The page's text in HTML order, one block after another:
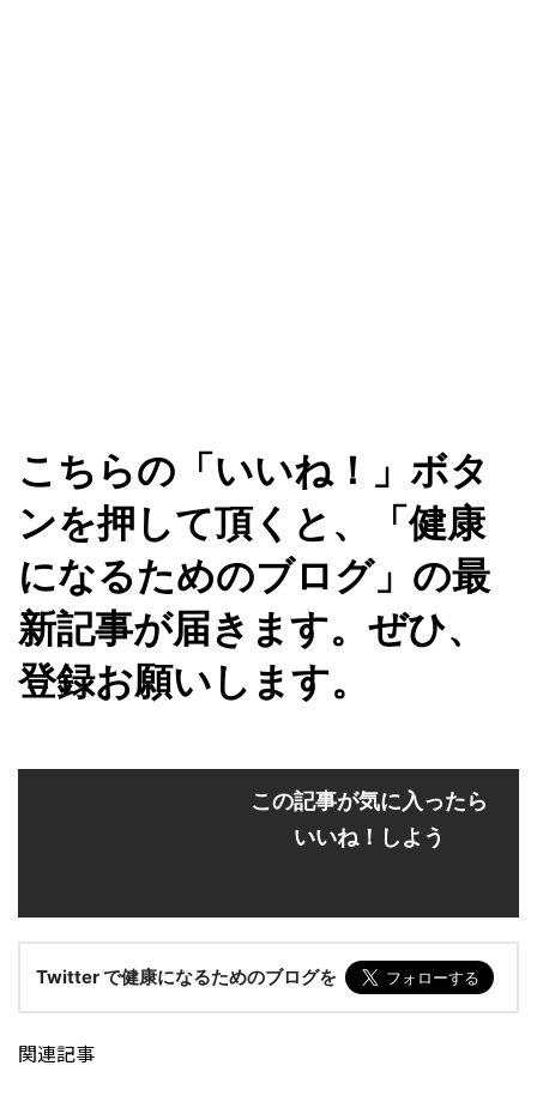
こちらの「いいね！」ボタ
ンを押して頂くと、「健康
になるためのブログ」の最
新記事が届きます。ぜひ、
登録お願いします。
この記事が気に入ったら
いいね！しよう
Twitter で健康になるためのブログを
関連記事